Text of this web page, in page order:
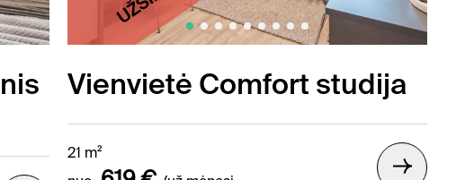
Vienvietė Comfort studija
21 m²